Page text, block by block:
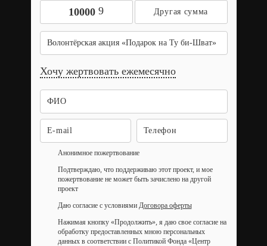
10000 9
Волонтёрская акция «‎Подарок на Ту би-Шват»
Хочу жертвовать ежемесячно
Анонимное пожертвование
Подтверждаю, что поддерживаю этот проект, и мое
пожертвование не может быть зачислено на другой
проект
Даю согласие с условиями Договора оферты
Нажимая кнопку «Продолжить», я даю свое согласие на
обработку предоставленных мною персональных
данных в соответствии с Политикой Фонда «Центр